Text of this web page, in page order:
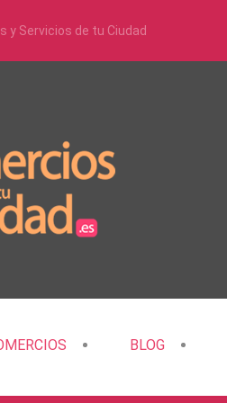
y Servicios de tu Ciudad
BLOG